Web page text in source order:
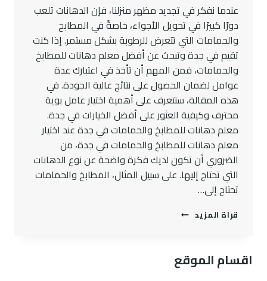
عندما نفكر في تجديد مظهر منزلنا، فإن الدهانات تلعب
دورًا كبيرًا في تحويل الأجواء، خاصةً في المطابخ
والحمامات التي تتعرض للرطوبة بشكل مستمر. إذا كنت
تقيم في جدة وتبحث عن أفضل معلم دهانات للمطابخ
والحمامات، فمن المهم أن تأخذ في اعتبارك عدة
عوامل لضمان الحصول على نتائج عالية الجودة. في
هذه المقالة، سنتعرف على أهمية اختيار عامل بوية
محترف وكيفية العثور على أفضل الخيارات في جدة.
معلم دهانات للمطابخ والحمامات في جدة عند اختيار
معلم دهانات للمطابخ والحمامات في جدة، من
الضروري أن تكون لديك فكرة واضحة عن نوع الدهانات
التي تحتاج إليها. على سبيل المثال، المطابخ والحمامات
تحتاج إلى…
قراة المزيد معلم
-عامل
بوية
اقسام الموقع